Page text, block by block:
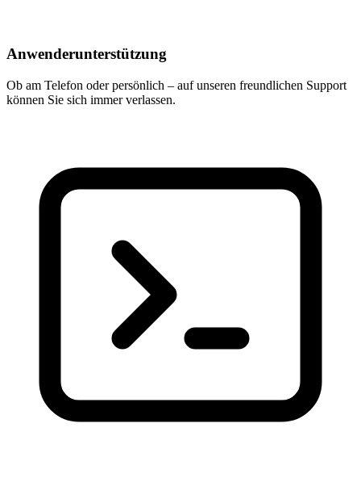
Anwenderunterstützung
Ob am Telefon oder persönlich – auf unseren freundlichen Support
können Sie sich immer verlassen.